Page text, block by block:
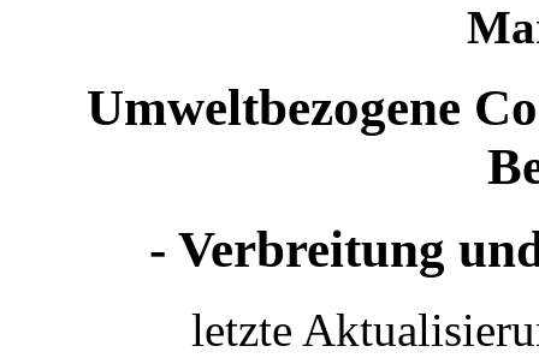
Umweltbezogene
- Verbreitung
letzte